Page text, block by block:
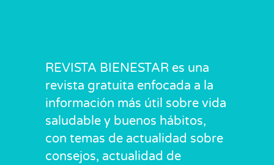
REVISTA BIENESTAR es una
revista gratuita enfocada a la
información más útil sobre vida
saludable y buenos hábitos,
con temas de actualidad sobre
consejos, actualidad de